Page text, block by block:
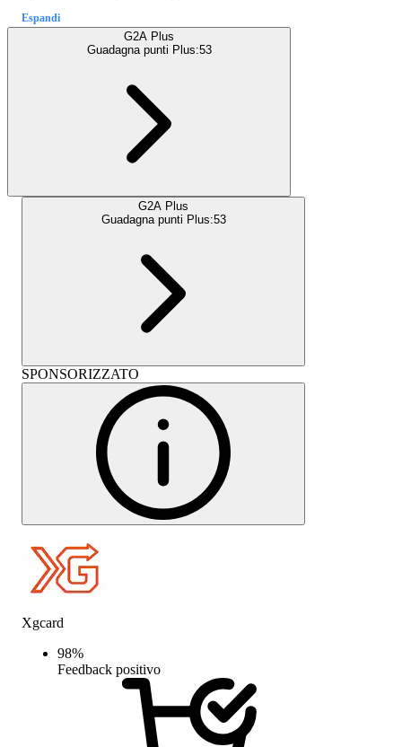
Espandi
G2A Plus
Guadagna punti Plus:53
G2A Plus
Guadagna punti Plus:53
SPONSORIZZATO
Xgcard
98%
Feedback positivo